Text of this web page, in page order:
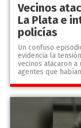
Vecinos
La Plata e
policías
Un confuso
evidencia la
vecinos atacaron
agentes que